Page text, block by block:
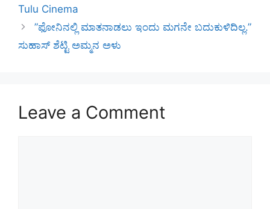
Tulu Cinema
”ಫೋನಿನಲ್ಲಿ ಮಾತನಾಡಲು ಇಂದು ಮಗನೇ ಬದುಕುಳಿದಿಲ್ಲ.”
ಸುಹಾಸ್ ಶೆಟ್ಟಿ ಅಮ್ಮನ ಅಳು
Leave a Comment